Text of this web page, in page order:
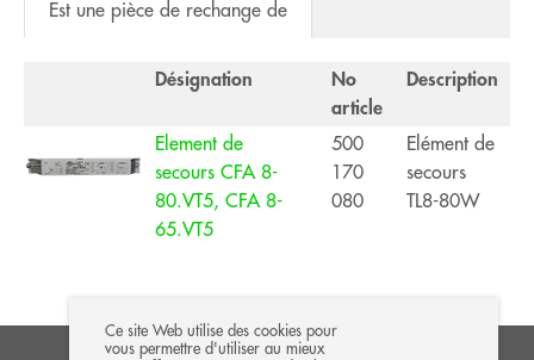
Est une pièce de rechange de
Désignation
No
article
Description
Element de
secours CFA 8-
80.VT5, CFA 8-
65.VT5
500
170
080
Elément de
secours
TL8-80W
Ce site Web utilise des cookies pour
vous permettre d'utiliser au mieux